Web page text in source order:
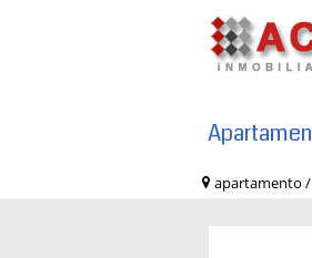
apartamento